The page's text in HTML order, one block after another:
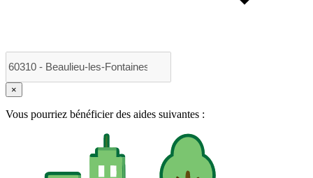
×
Vous pourriez bénéficier des aides suivantes :